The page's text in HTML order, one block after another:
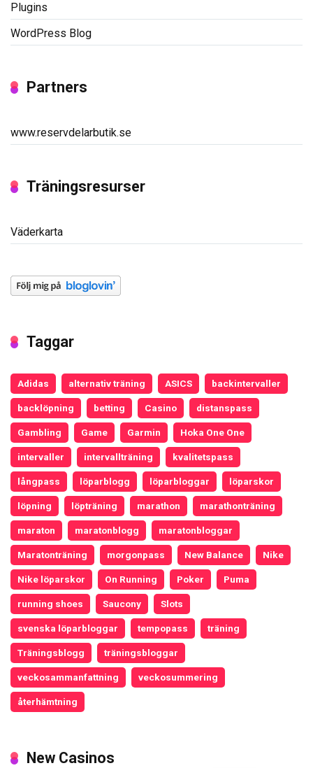
Plugins
WordPress Blog
Partners
www.reservdelarbutik.se
Träningsresurser
Väderkarta
Taggar
Adidas alternativ träning ASICS backintervaller
backlöpning betting Casino distanspass
Gambling Game Garmin Hoka One One
intervaller intervallträning kvalitetspass
långpass löparblogg löparbloggar löparskor
löpning löpträning marathon marathonträning
maraton maratonblogg maratonbloggar
Maratonträning morgonpass New Balance Nike
Nike löparskor On Running Poker Puma
running shoes Saucony Slots
svenska löparbloggar tempopass träning
Träningsblogg träningsbloggar
veckosammanfattning veckosummering
återhämtning
New Casinos